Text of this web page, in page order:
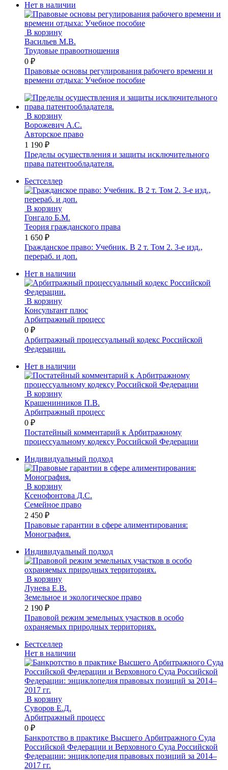
Нет в наличии
В корзину
Васильев М.В.
Трудовые правоотношения
0 ₽
Правовые основы регулирования рабочего времени и
времени отдыха: Учебное пособие
В корзину
Ворожевич А.С.
Авторское право
1 190 ₽
Пределы осуществления и защиты исключительного
права патентообладателя.
Бестселлер
В корзину
Гонгало Б.М.
Теория гражданского права
1 650 ₽
Гражданское право: Учебник. В 2 т. Том 2. 3-е изд.,
перераб. и доп.
Нет в наличии
В корзину
Консультант плюс
Арбитражный процесс
0 ₽
Арбитражный процессуальный кодекс Российской
Федерации.
Нет в наличии
В корзину
Крашенинников П.В.
Арбитражный процесс
0 ₽
Постатейный комментарий к Арбитражному
процессуальному кодексу Российской Федерации
Индивидуальный подход
В корзину
Ксенофонтова Д.С.
Семейное право
2 450 ₽
Правовые гарантии в сфере алиментирования:
Монография.
Индивидуальный подход
В корзину
Лунева Е.В.
Земельное и экологическое право
2 190 ₽
Правовой режим земельных участков в особо
охраняемых природных территориях.
Бестселлер
Нет в наличии
В корзину
Суворов Е.Д.
Арбитражный процесс
0 ₽
Банкротство в практике Высшего Арбитражного Суда
Российской Федерации и Верховного Суда Российской
Федерации: энциклопедия правовых позиций за 2014–
2017 гг.